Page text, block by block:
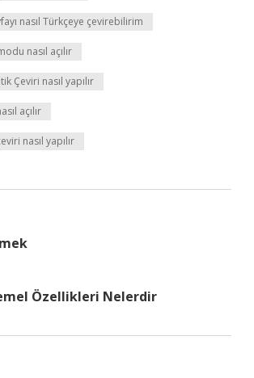
nasıl Türkçeye çevirebilirim
nasıl açılır
Çeviri nasıl yapılır
açılır
nasıl yapılır
Özellikleri Nelerdir